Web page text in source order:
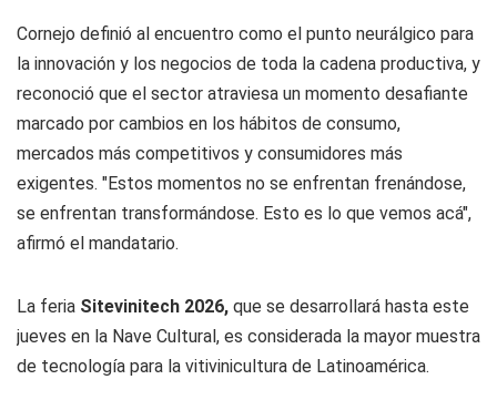
Cornejo definió al encuentro como el punto neurálgico para
la innovación y los negocios de toda la cadena productiva, y
reconoció que el sector atraviesa un momento desafiante
marcado por cambios en los hábitos de consumo,
mercados más competitivos y consumidores más
exigentes. "Estos momentos no se enfrentan frenándose,
se enfrentan transformándose. Esto es lo que vemos acá",
afirmó el mandatario.
La feria Sitevinitech 2026, que se desarrollará hasta este
jueves en la Nave Cultural, es considerada la mayor muestra
de tecnología para la vitivinicultura de Latinoamérica.